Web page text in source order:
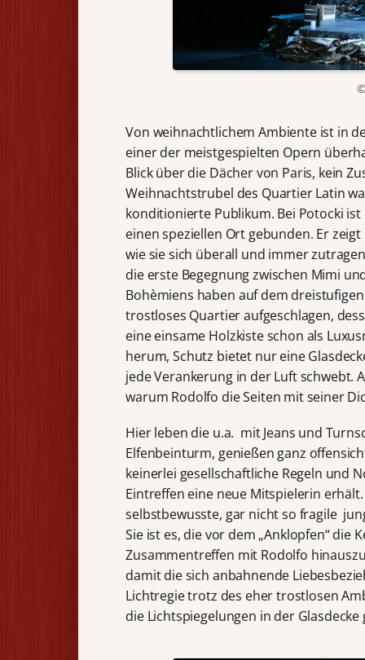
Von weihnachtlichem Ambiente ist in
einer der meistgespielten Opern
Blick über die Dächer von Paris, kein
Weihnachtstrubel des Quartier Latin
konditionierte Publikum. Bei Potocki
einen speziellen Ort gebunden. Er
wie sie sich überall und immer
die erste Begegnung zwischen Mimi
Bohèmiens haben auf dem
trostloses Quartier aufgeschlagen,
eine einsame Holzkiste schon als
herum, Schutz bietet nur eine
jede Verankerung in der Luft schwebt.
warum Rodolfo die Seiten mit seiner
Hier leben die u.a. mit Jeans und
Elfenbeinturm, genießen ganz
keinerlei gesellschaftliche Regeln und
Eintreffen eine neue Mitspielerin
selbstbewusste, gar nicht so fragile
Sie ist es, die vor dem „Anklopfen“ die
Zusammentreffen mit Rodolfo
damit die sich anbahnende
Lichtregie trotz des eher trostlosen
die Lichtspiegelungen in der